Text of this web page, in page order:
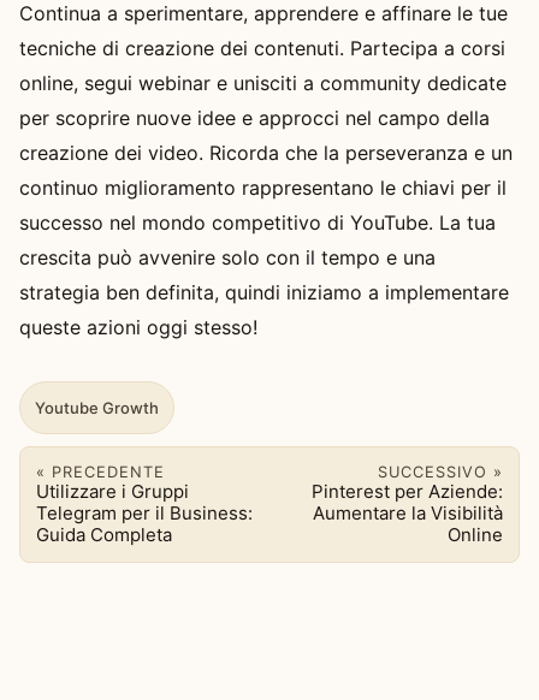
Continua a sperimentare, apprendere e affinare le tue
tecniche di creazione dei contenuti. Partecipa a corsi
online, segui webinar e unisciti a community dedicate
per scoprire nuove idee e approcci nel campo della
creazione dei video. Ricorda che la perseveranza e un
continuo miglioramento rappresentano le chiavi per il
successo nel mondo competitivo di YouTube. La tua
crescita può avvenire solo con il tempo e una
strategia ben definita, quindi iniziamo a implementare
queste azioni oggi stesso!
Youtube Growth
« PRECEDENTE
Utilizzare i Gruppi
Telegram per il Business:
Guida Completa
SUCCESSIVO »
Pinterest per Aziende:
Aumentare la Visibilità
Online